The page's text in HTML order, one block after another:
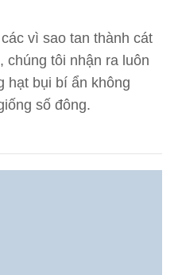
vì sao tan thành cát
chúng tôi nhận ra luôn
hạt bụi bí ẩn không
số đông.